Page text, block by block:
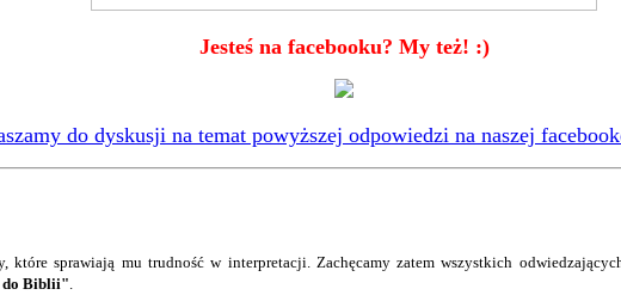
Jesteś na facebooku? My też! :)
do dyskusji na temat powyższej odpowiedzi na naszej
sprawiają mu trudność w interpretacji. Zachęcamy zatem wszystkich
do Biblii".